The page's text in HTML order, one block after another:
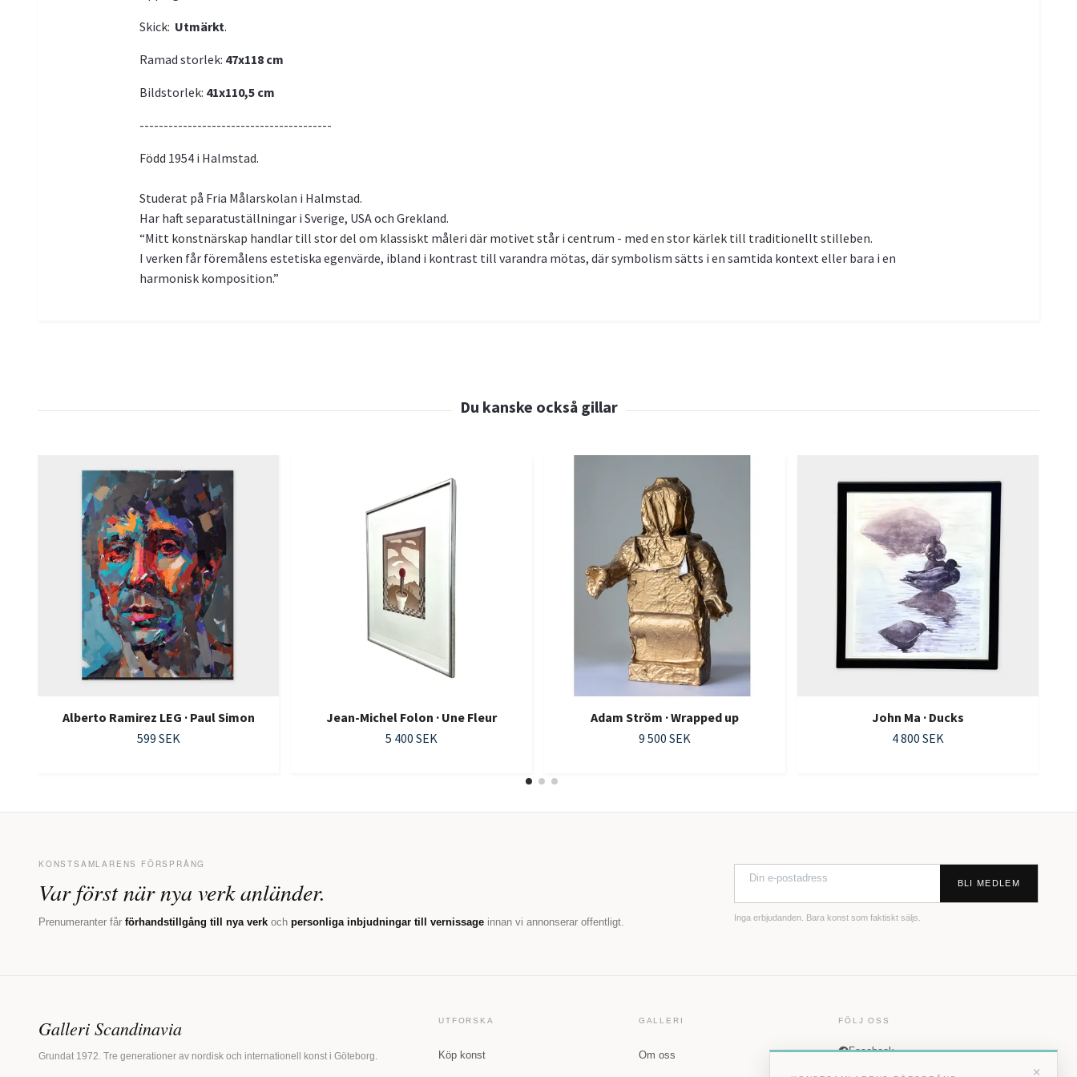
Skick: Utmärkt.
Ramad storlek: 47x118cm
Bildstorlek: 41x110,5 cm
----------------------------------------
Född 1954 i Halmstad.
Studerat på Fria Målarskolan i Halmstad.
Har haft separatuställningar i Sverige, USA och Grekland.
“Mitt konstnärskap handlar till stor del om klassiskt måleri där motivet står i centrum - med en stor kärlek till traditionellt stilleben.
I verken får föremålens estetiska egenvärde, ibland i kontrast till varandra mötas, där symbolism sätts i en samtida kontext eller bara i en
harmonisk komposition.”
Alberto Ramirez LEG · Paul Simon
599 SEK
Jean-Michel Folon · Une Fleur
5 400 SEK
Adam Ström · Wrapped up
9 500 SEK
John Ma · Ducks
4 800 SEK
KONSTSAMLARENS FÖRSPRÅNG
Var först när nya verk anländer.
Prenumeranter får förhandstillgång till nya verk och personliga inbjudningar till vernissage innan vi annonserar offentligt.
BLI MEDLEM
Inga erbjudanden. Bara konst som faktiskt säljs.
Galleri Scandinavia
Grundat 1972. Tre generationer av nordisk och internationell konst i Göteborg.
UTFORSKA
Köp konst
GALLERI
Om oss
FÖLJ OSS
Facebook
×